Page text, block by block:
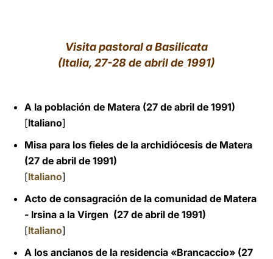
Visita pastoral a Basilicata
(Italia, 27-28 de abril de 1991)
A la población de Matera (27 de abril de 1991)
[Italiano]
Misa para los fieles de la archidiócesis de Matera
(27 de abril de 1991)
[Italiano]
Acto de consagración de la comunidad de Matera
- Irsina a la Virgen (27 de abril de 1991)
[Italiano]
A los ancianos de la residencia «Brancaccio» (27